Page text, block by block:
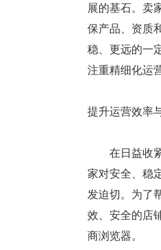
展的基石。卖
保产品、资质
稳、更远的一
注重精细化运
提升运营效率
在日益收紧
家对安全、稳
发迫切。为了
效、安全的店
商浏览器。